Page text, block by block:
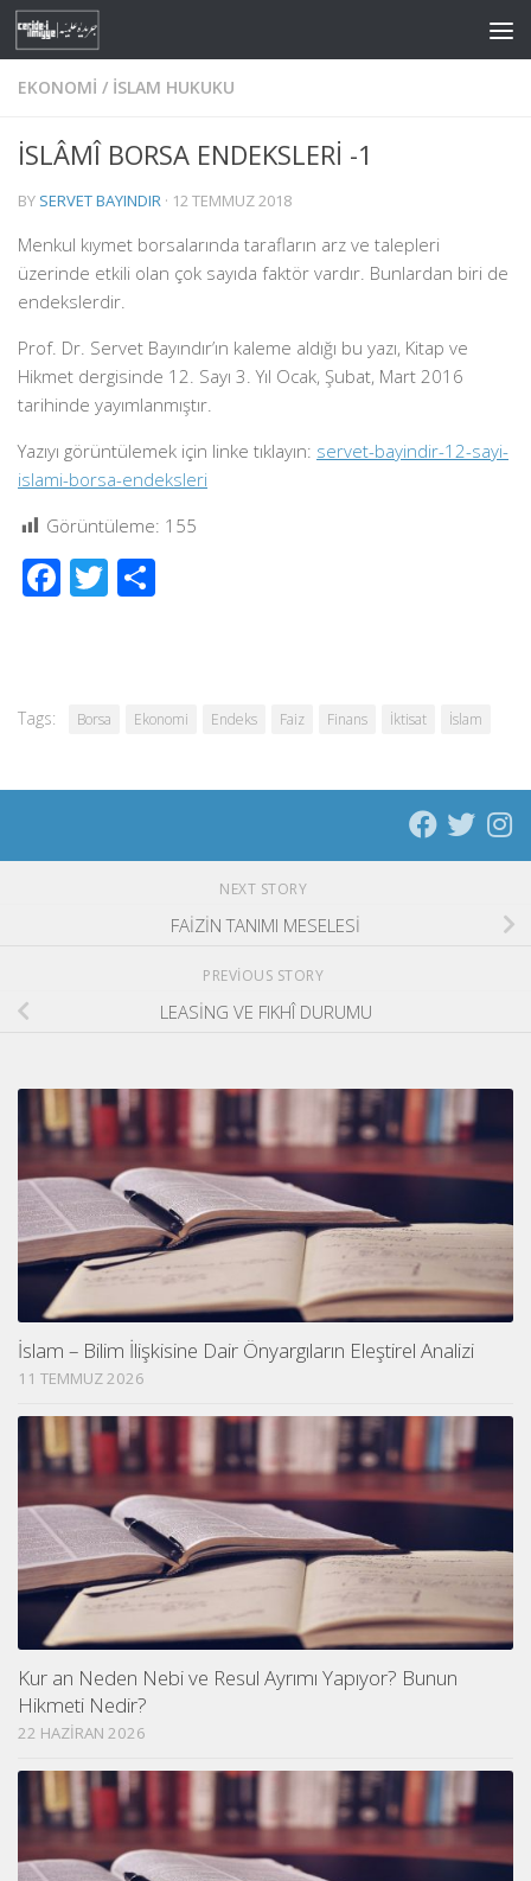
Skip to content
EKONOMI / İSLAM HUKUKU
İSLÂMÎ BORSA ENDEKSLERİ -1
BY SERVET BAYINDIR · 12 TEMMUZ 2018
Menkul kıymet borsalarında tarafların arz ve talepleri
üzerinde etkili olan çok sayıda faktör vardır. Bunlardan biri de
endekslerdir.
Prof. Dr. Servet Bayındır’ın kaleme aldığı bu yazı, Kitap ve
Hikmet dergisinde 12. Sayı 3. Yıl Ocak, Şubat, Mart 2016
tarihinde yayımlanmıştır.
Yazıyı görüntülemek için linke tıklayın: servet-bayindir-12-sayi-
islami-borsa-endeksleri
Görüntüleme: 155
Facebook
Twitter
Tags: Borsa Ekonomi Endeks Faiz Finans İktisat İslam
NEXT STORY
FAİZİN TANIMI MESELESİ
PREVIOUS STORY
LEASİNG VE FIKHÎ DURUMU
İslam – Bilim İlişkisine Dair Önyargıların Eleştirel Analizi
11 TEMMUZ 2026
Kur an Neden Nebi ve Resul Ayrımı Yapıyor? Bunun
Hikmeti Nedir?
22 HAZIRAN 2026